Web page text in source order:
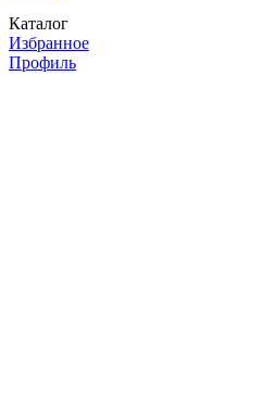
Каталог
Избранное
Профиль